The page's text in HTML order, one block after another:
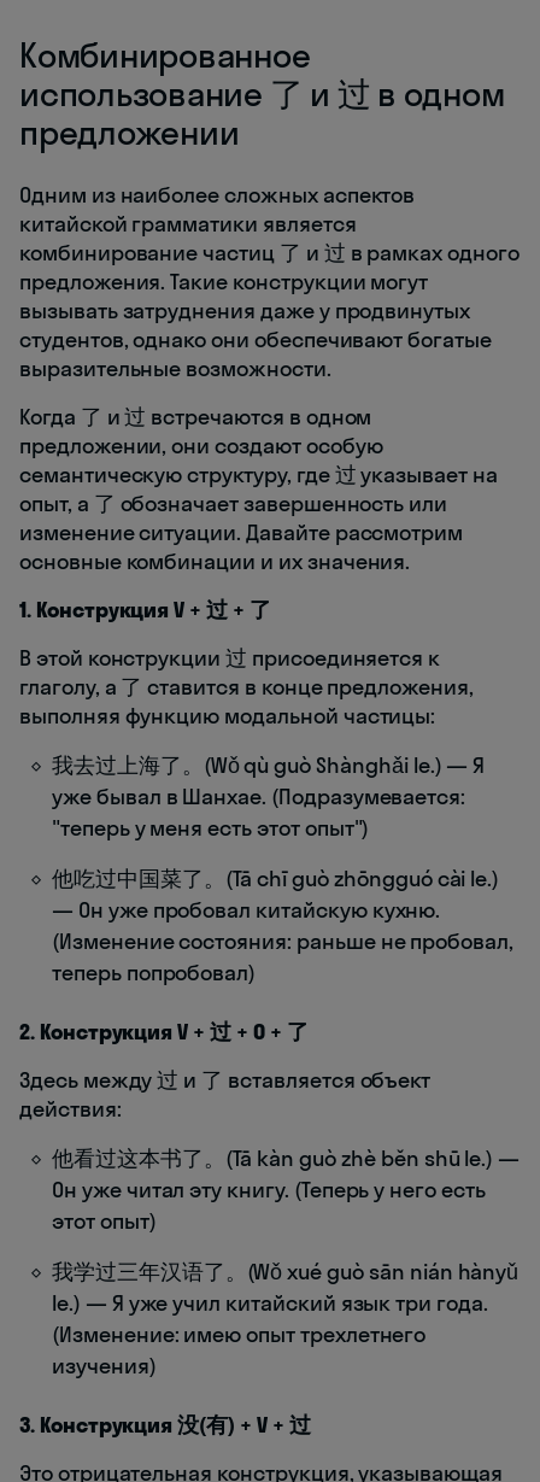
Комбинированное
использование 了 и 过 в одном
предложении
Одним из наиболее сложных аспектов
китайской грамматики является
комбинирование частиц 了 и 过 в рамках одного
предложения. Такие конструкции могут
вызывать затруднения даже у продвинутых
студентов, однако они обеспечивают богатые
выразительные возможности.
Когда 了 и 过 встречаются в одном
предложении, они создают особую
семантическую структуру, где 过 указывает на
опыт, а 了 обозначает завершенность или
изменение ситуации. Давайте рассмотрим
основные комбинации и их значения.
1. Конструкция V + 过 + 了
В этой конструкции 过 присоединяется к
глаголу, а 了 ставится в конце предложения,
выполняя функцию модальной частицы:
我去过上海了。(Wǒ qù guò Shànghǎi le.) — Я
уже бывал в Шанхае. (Подразумевается:
"теперь у меня есть этот опыт")
他吃过中国菜了。(Tā chī guò zhōngguó cài le.)
— Он уже пробовал китайскую кухню.
(Изменение состояния: раньше не пробовал,
теперь попробовал)
2. Конструкция V + 过 + O + 了
Здесь между 过 и 了 вставляется объект
действия:
他看过这本书了。(Tā kàn guò zhè běn shū le.) —
Он уже читал эту книгу. (Теперь у него есть
этот опыт)
我学过三年汉语了。(Wǒ xué guò sān nián hànyǔ
le.) — Я уже учил китайский язык три года.
(Изменение: имею опыт трехлетнего
изучения)
3. Конструкция 没(有) + V + 过
Это отрицательная конструкция, указывающая